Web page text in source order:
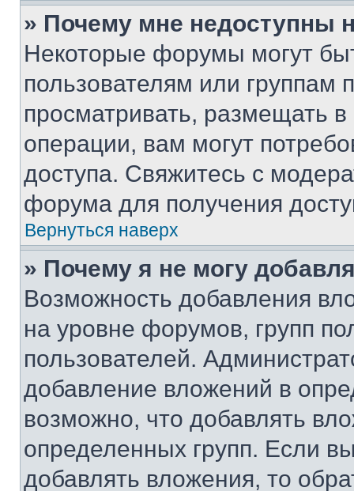
» Почему мне недоступны
Некоторые форумы могут
пользователям или группам
просматривать, размещать
операции, вам могут
доступа. Свяжитесь с
форума для получения
Вернуться наверх
» Почему я не могу
Возможность добавления
на уровне форумов, групп
пользователей.
добавление вложений в
возможно, что добавлять
определенных групп. Если
добавлять вложения, то